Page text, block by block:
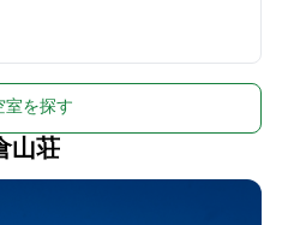
室を探す
山荘